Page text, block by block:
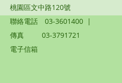
桃園區文中路120號
聯絡電話
03-3601400 |
傳真
03-3791721
電子信箱